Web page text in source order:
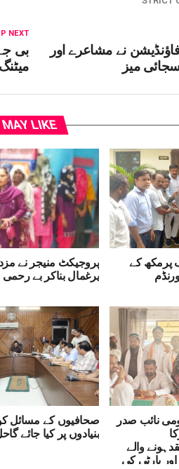
NEXT
بی نے مشاعرے اور
میز
MAY LIKE
پرمکھ کے پروجیکٹ منیجر نے
یرغمال بناکر بے رحمی
نائب صدر
والے
اور پارٹی کی
صحافیوں کے مسائل
بنیادوں پر کیا جائے